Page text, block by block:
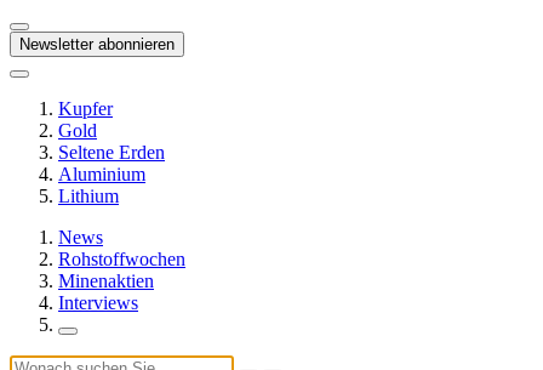
Newsletter abonnieren
Kupfer
Gold
Seltene Erden
Aluminium
Lithium
News
Rohstoffwochen
Minenaktien
Interviews